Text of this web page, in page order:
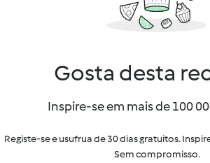
Gosta desta
Inspire-se em mais de 100
Registe-se e usufrua de 30 dias gratuitos.
Sem compromisso.